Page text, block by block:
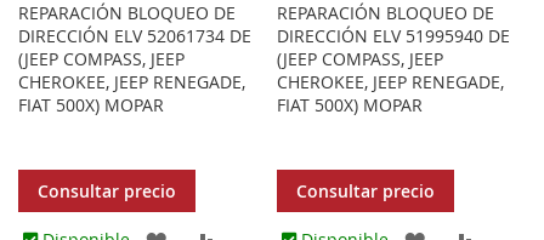
REPARACIÓN BLOQUEO DE
DIRECCIÓN ELV 52061734 DE
(JEEP COMPASS, JEEP
CHEROKEE, JEEP RENEGADE,
FIAT 500X) MOPAR
Consultar precio
REPARACIÓN BLOQUEO DE
DIRECCIÓN ELV 51995940 DE
(JEEP COMPASS, JEEP
CHEROKEE, JEEP RENEGADE,
FIAT 500X) MOPAR
Consultar precio